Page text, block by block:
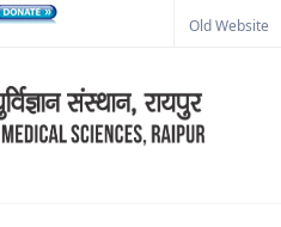
Old Website